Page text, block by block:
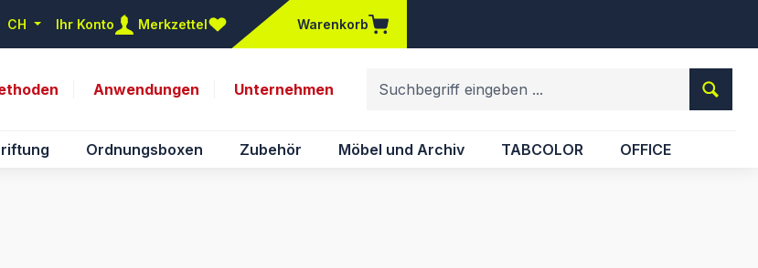
CH Ihr Konto Merkzettel
Du hast 0 Produkte auf dem Merkzettel
Warenkorb
Anwendungen Unternehmen
Ordnungsboxen Zubehör Möbel und Archiv TABCOLOR OFFICE